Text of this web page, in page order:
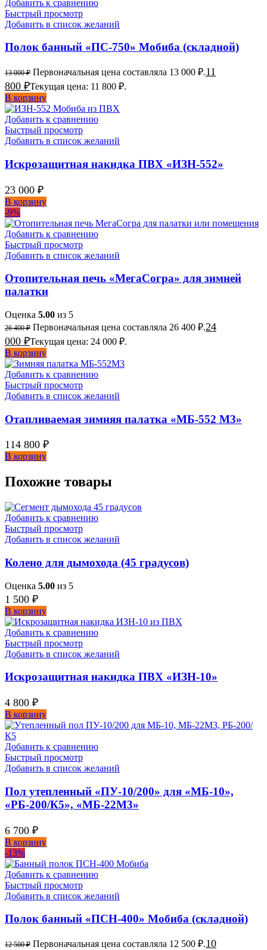
Добавить к сравнению
Быстрый просмотр
Добавить в список желаний
Полок банный «ПС-750» Мобиба (складной)
13 000₽ Первоначальная цена составляла 13 000 ₽.11
800 ₽Текущая цена: 11 800 ₽.
В корзину
Добавить к сравнению
Быстрый просмотр
Добавить в список желаний
Искрозащитная накидка ПВХ «ИЗН-552»
23 000 ₽
В корзину
-9%
Добавить к сравнению
Быстрый просмотр
Добавить в список желаний
Отопительная печь «МегаСогра» для зимней
палатки
Оценка 5.00 из 5
26 400₽ Первоначальная цена составляла 26 400 ₽.24
000 ₽Текущая цена: 24 000 ₽.
В корзину
Добавить к сравнению
Быстрый просмотр
Добавить в список желаний
Отапливаемая зимняя палатка «МБ-552 М3»
114 800 ₽
В корзину
Похожие товары
Добавить к сравнению
Быстрый просмотр
Добавить в список желаний
Колено для дымохода (45 градусов)
Оценка 5.00 из 5
1 500 ₽
В корзину
Добавить к сравнению
Быстрый просмотр
Добавить в список желаний
Искрозащитная накидка ПВХ «ИЗН-10»
4 800 ₽
В корзину
Добавить к сравнению
Быстрый просмотр
Добавить в список желаний
Пол утепленный «ПУ-10/200» для «МБ-10»,
«РБ-200/К5», «МБ-22М3»
6 700 ₽
В корзину
-13%
Добавить к сравнению
Быстрый просмотр
Добавить в список желаний
Полок банный «ПСН-400» Мобиба (складной)
12 500₽ Первоначальная цена составляла 12 500 ₽.10